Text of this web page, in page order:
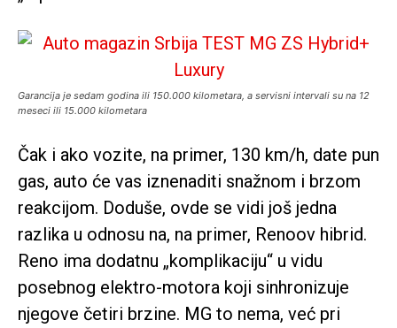
Garancija je sedam godina ili 150.000 kilometara, a servisni intervali su na 12
meseci ili 15.000 kilometara
Čak i ako vozite, na primer, 130 km/h, date pun
gas, auto će vas iznenaditi snažnom i brzom
reakcijom. Doduše, ovde se vidi još jedna
razlika u odnosu na, na primer, Renoov hibrid.
Reno ima dodatnu „komplikaciju“ u vidu
posebnog elektro-motora koji sinhronizuje
njegove četiri brzine. MG to nema, već pri